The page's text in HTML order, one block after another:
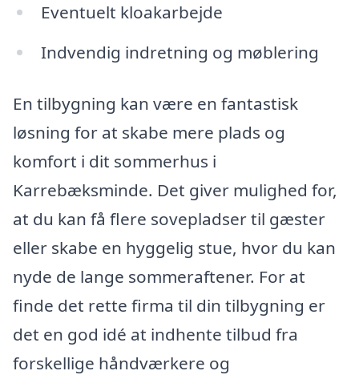
Eventuelt kloakarbejde
Indvendig indretning og møblering
En tilbygning kan være en fantastisk
løsning for at skabe mere plads og
komfort i dit sommerhus i
Karrebæksminde. Det giver mulighed for,
at du kan få flere sovepladser til gæster
eller skabe en hyggelig stue, hvor du kan
nyde de lange sommeraftener. For at
finde det rette firma til din tilbygning er
det en god idé at indhente tilbud fra
forskellige håndværkere og